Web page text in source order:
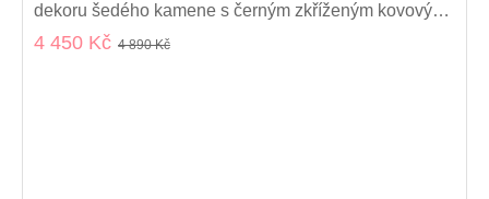
dekoru šedého kamene s černým zkříženým kovovým
nohama 120 cm
4 450 Kč 4 890 Kč